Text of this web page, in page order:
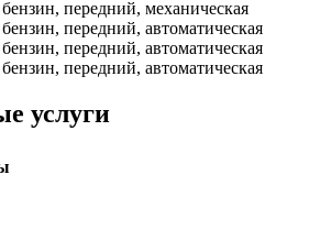
бензин, передний, механическая
бензин, передний, автоматическая
бензин, передний, автоматическая
бензин, передний, автоматическая
услуги